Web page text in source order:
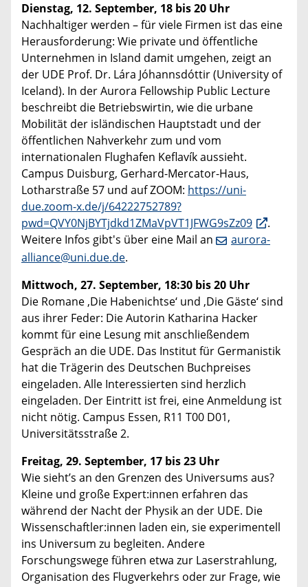
Dienstag, 12. September, 18 bis 20 Uhr
Nachhaltiger werden – für viele Firmen ist das eine
Herausforderung: Wie private und öffentliche
Unternehmen in Island damit umgehen, zeigt an
der UDE Prof. Dr. Lára Jóhannsdóttir (University of
Iceland). In der Aurora Fellowship Public Lecture
beschreibt die Betriebswirtin, wie die urbane
Mobilität der isländischen Hauptstadt und der
öffentlichen Nahverkehr zum und vom
internationalen Flughafen Keflavík aussieht.
Campus Duisburg, Gerhard-Mercator-Haus,
Lotharstraße 57 und auf ZOOM: https://uni-
due.zoom-x.de/j/64222752789?
pwd=QVY0NjBYTjdkd1ZMaVpVT1JFWG9sZz09
.
Weitere Infos gibt's über eine Mail an
aurora-
alliance@uni.due.de.
Mittwoch, 27. September, 18:30 bis 20 Uhr
Die Romane ‚Die Habenichtse‘ und ‚Die Gäste‘ sind
aus ihrer Feder: Die Autorin Katharina Hacker
kommt für eine Lesung mit anschließendem
Gespräch an die UDE. Das Institut für Germanistik
hat die Trägerin des Deutschen Buchpreises
eingeladen. Alle Interessierten sind herzlich
eingeladen. Der Eintritt ist frei, eine Anmeldung ist
nicht nötig. Campus Essen, R11 T00 D01,
Universitätsstraße 2.
Freitag, 29. September, 17 bis 23 Uhr
Wie sieht’s an den Grenzen des Universums aus?
Kleine und große Expert:innen erfahren das
während der Nacht der Physik an der UDE. Die
Wissenschaftler:innen laden ein, sie experimentell
ins Universum zu begleiten. Andere
Forschungswege führen etwa zur Laserstrahlung,
Organisation des Flugverkehrs oder zur Frage, wie